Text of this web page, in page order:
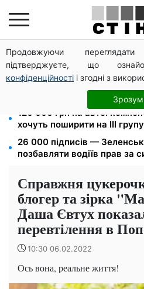
Продовжуючи
підтверджуєте, що
конфіденційності і згодні з
Метро прийматиме киян до
наметів: Бондаренко назвав
Фейкові сайти сервісних
виманюють гроші у водіїв
120 000 грн на авто:
хочуть поширити на III групу
26 000 підписів —
позбавляти водіїв прав за
Справжня
блогер та зірка
Даша Євтух
перевтілення в
10:30 06.02.2022
Ось вона, реальне життя!